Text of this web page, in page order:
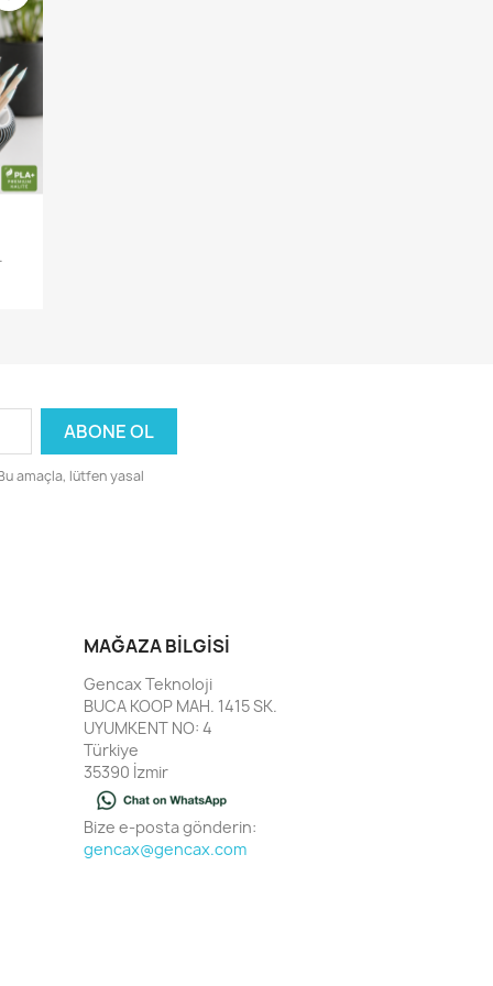
amaçla, lütfen yasal
MAĞAZA BILGISI
Gencax Teknoloji
BUCA KOOP MAH. 1415 SK.
UYUMKENT NO: 4
Türkiye
35390 İzmir
Bize e-posta gönderin:
gencax@gencax.com